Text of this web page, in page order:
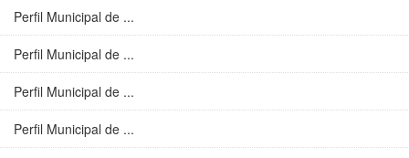
Perfil Municipal de ...
Perfil Municipal de ...
Perfil Municipal de ...
Perfil Municipal de ...